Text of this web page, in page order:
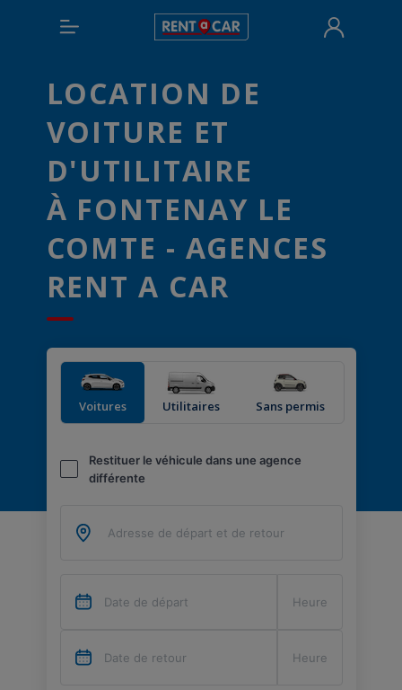
LOCATION DE
VOITURE ET
D'UTILITAIRE
À FONTENAY LE
COMTE - AGENCES
RENT A CAR
Voitures Utilitaires Sans permis
Restituer le véhicule dans une agence
différente